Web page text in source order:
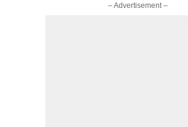
– Advertisement –